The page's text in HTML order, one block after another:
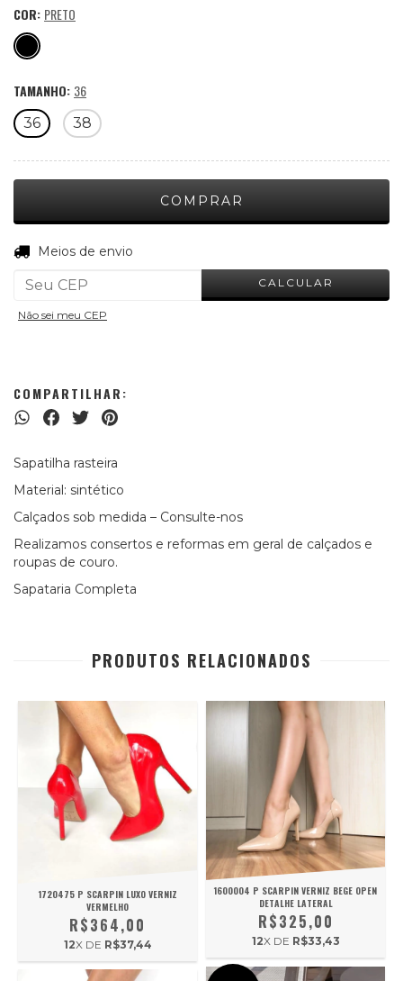
COR: PRETO
TAMANHO: 36
36 38
Entregas para o CEP:
Meios de envio
CALCULAR
Não sei meu CEP
COMPARTILHAR:
Sapatilha rasteira
Material: sintético
Calçados sob medida – Consulte-nos
Realizamos consertos e reformas em geral de calçados e
roupas de couro.
Sapataria Completa
PRODUTOS RELACIONADOS
1720475 P SCARPIN LUXO VERNIZ
VERMELHO
R$364,00
12X DE R$37,44
1600004 P SCARPIN VERNIZ BEGE OPEN
DETALHE LATERAL
R$325,00
12X DE R$33,43